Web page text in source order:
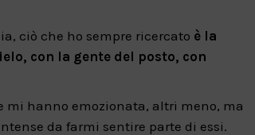
ciò che ho sempre ricercato è la
con la gente del posto, con
mi hanno emozionata, altri meno, ma
da farmi sentire parte di essi.